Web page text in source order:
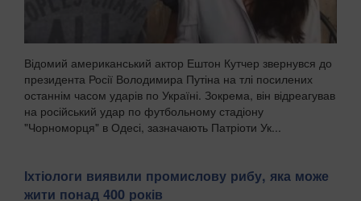
Відомий американський актор Ештон Кутчер звернувся до
президента Росії Володимира Путіна на тлі посилених
останнім часом ударів по Україні. Зокрема, він відреагував
на російський удар по футбольному стадіону
"Чорноморця" в Одесі, зазначають Патріоти Ук...
Іхтіологи виявили промислову рибу, яка може
жити понад 400 років